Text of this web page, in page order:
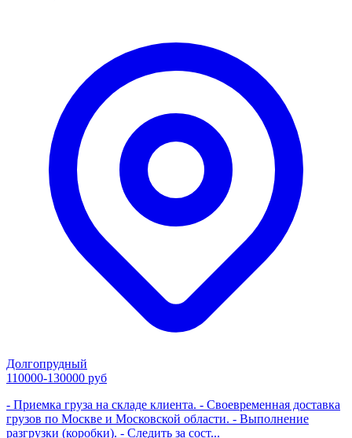
Долгопрудный
110000-130000 руб
- Приемка груза на складе клиента. - Своевременная доставка
грузов по Москве и Московской области. - Выполнение
разгрузки (коробки). - Следить за сост...